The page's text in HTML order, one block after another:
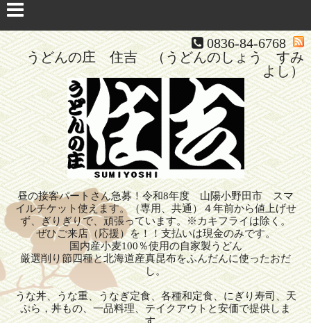
0836-84-6768
うどんの庄 住吉 （うどんのしょう すみ
よし）
昼の接客パートさん急募！令和8年度 山陽小野田市 スマ
イルチケット使えます。（専用、共通）４年前から値上げせ
ず、ぎりぎりで、頑張っています。※カキフライは除く。
ぜひご来店（応援）を！！支払いは現金のみです。
国内産小麦100％使用の自家製うどん
厳選削り節四種と北海道産真昆布をふんだんに使ったおだ
し。
うな丼、うな重、うなぎ定食、各種和定食、にぎり寿司、天
ぷら，丼もの、一品料理、テイクアウトと安価で提供しま